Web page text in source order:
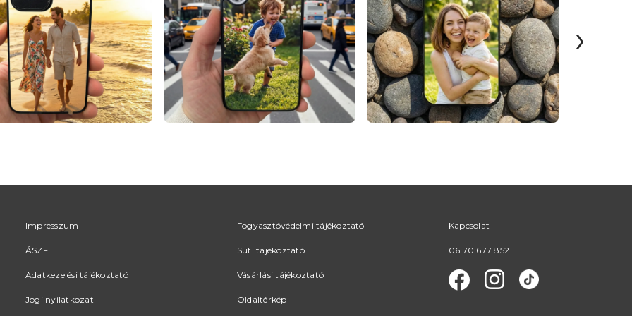
›
Impresszum
ÁSZF
Adatkezelési tájékoztató
Jogi nyilatkozat
Fogyasztóvédelmi tájékoztató
Süti tájékoztató
Vásárlási tájékoztató
Oldaltérkép
Kapcsolat
06 70 677 8521